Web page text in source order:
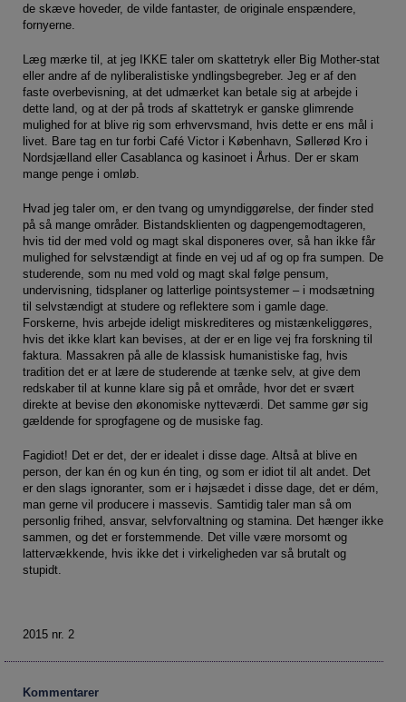
de skæve hoveder, de vilde fantaster, de originale enspændere,
fornyerne.
Læg mærke til, at jeg IKKE taler om skattetryk eller Big Mother-stat
eller andre af de nyliberalistiske yndlingsbegreber. Jeg er af den
faste overbevisning, at det udmærket kan betale sig at arbejde i
dette land, og at der på trods af skattetryk er ganske glimrende
mulighed for at blive rig som erhvervsmand, hvis dette er ens mål i
livet. Bare tag en tur forbi Café Victor i København, Søllerød Kro i
Nordsjælland eller Casablanca og kasinoet i Århus. Der er skam
mange penge i omløb.
Hvad jeg taler om, er den tvang og umyndiggørelse, der finder sted
på så mange områder. Bistandsklienten og dagpengemodtageren,
hvis tid der med vold og magt skal disponeres over, så han ikke får
mulighed for selvstændigt at finde en vej ud af og op fra sumpen. De
studerende, som nu med vold og magt skal følge pensum,
undervisning, tidsplaner og latterlige pointsystemer – i modsætning
til selvstændigt at studere og reflektere som i gamle dage.
Forskerne, hvis arbejde ideligt miskrediteres og mistænkeliggøres,
hvis det ikke klart kan bevises, at der er en lige vej fra forskning til
faktura. Massakren på alle de klassisk humanistiske fag, hvis
tradition det er at lære de studerende at tænke selv, at give dem
redskaber til at kunne klare sig på et område, hvor det er svært
direkte at bevise den økonomiske nytteværdi. Det samme gør sig
gældende for sprogfagene og de musiske fag.
Fagidiot! Det er det, der er idealet i disse dage. Altså at blive en
person, der kan én og kun én ting, og som er idiot til alt andet. Det
er den slags ignoranter, som er i højsædet i disse dage, det er dém,
man gerne vil producere i massevis. Samtidig taler man så om
personlig frihed, ansvar, selvforvaltning og stamina. Det hænger ikke
sammen, og det er forstemmende. Det ville være morsomt og
lattervækkende, hvis ikke det i virkeligheden var så brutalt og
stupidt.
2015 nr. 2
Kommentarer